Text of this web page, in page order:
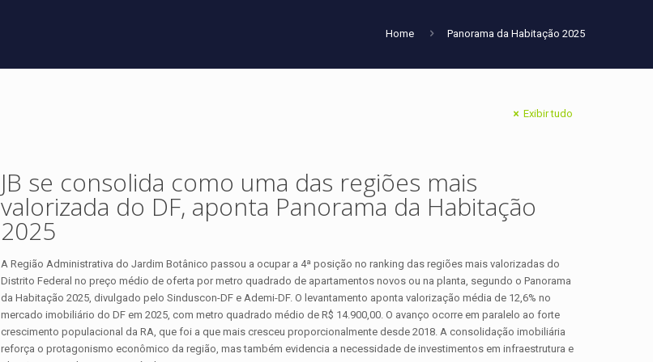
Home Panorama da Habitação 2025
Exibir tudo
JB se consolida como uma das regiões mais
valorizada do DF, aponta Panorama da Habitação
2025
A Região Administrativa do Jardim Botânico passou a ocupar a 4ª posição no ranking das regiões mais valorizadas do
Distrito Federal no preço médio de oferta por metro quadrado de apartamentos novos ou na planta, segundo o Panorama
da Habitação 2025, divulgado pelo Sinduscon-DF e Ademi-DF. O levantamento aponta valorização média de 12,6% no
mercado imobiliário do DF em 2025, com metro quadrado médio de R$ 14.900,00. O avanço ocorre em paralelo ao forte
crescimento populacional da RA, que foi a que mais cresceu proporcionalmente desde 2018. A consolidação imobiliária
reforça o protagonismo econômico da região, mas também evidencia a necessidade de investimentos em infraestrutura e